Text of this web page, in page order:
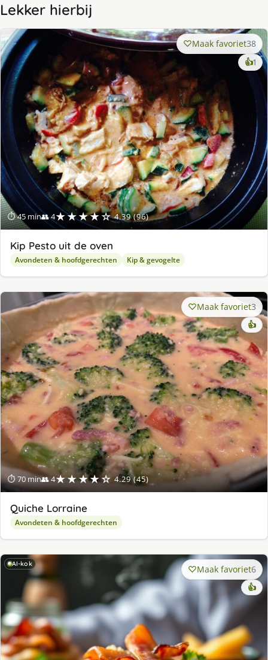
Lekker hierbij
⏱ 45 min👥 4★★★★☆ 4.39 (96)
Maak favoriet38
👍1
Kip Pesto uit de oven
Avondeten & hoofdgerechten Kip & gevogelte
⏱ 70 min👥 4★★★★☆ 4.29 (45)
Maak favoriet3
👍
Quiche Lorraine
Avondeten & hoofdgerechten
AI-kok Maak favoriet6
👍